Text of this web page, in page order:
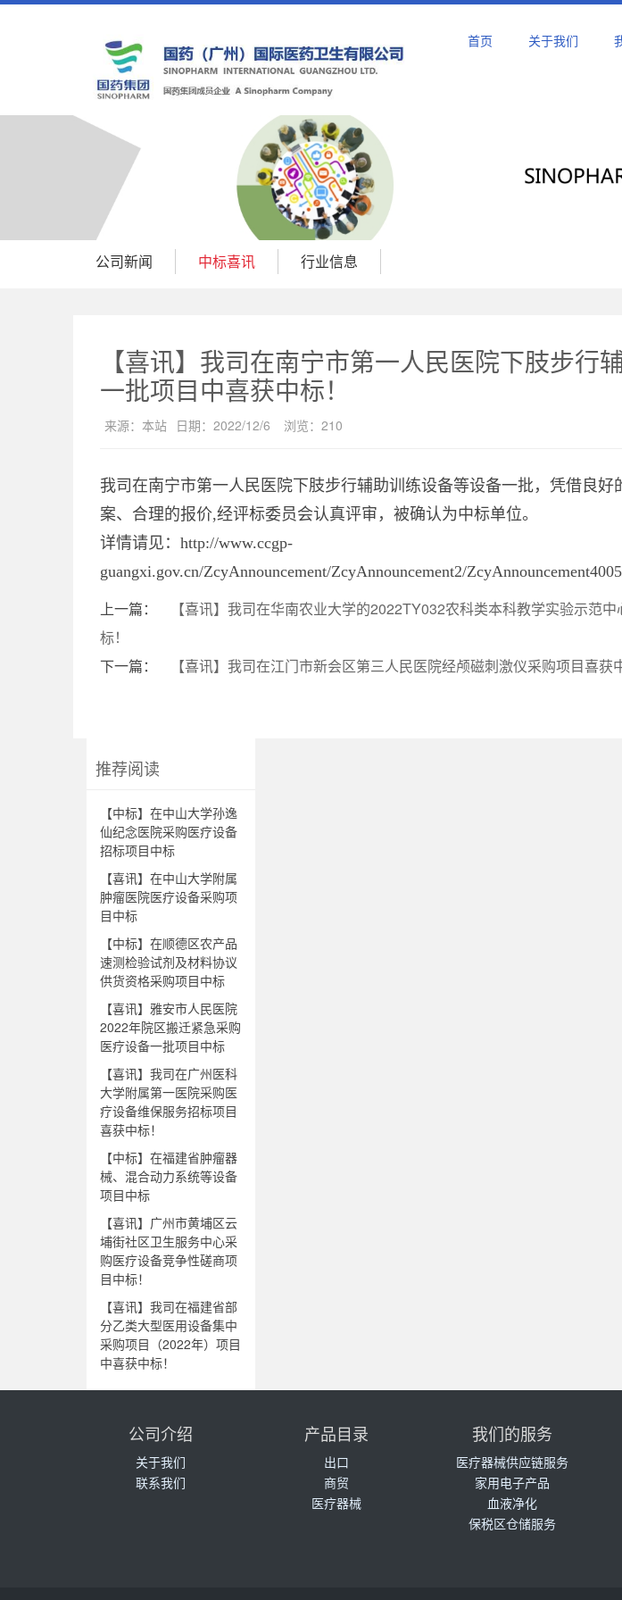
首页 关于我们
公司新闻 中标喜讯 行业信息
【喜讯】我司在南宁市第一人民医院下肢步行
一批项目中喜获中标！
来源： 本站 日期： 2022/12/6 浏览： 210
我司在南宁市第一人民医院下肢步行辅助训练设备等设备一批，凭借良好
案、合理的报价,经评标委员会认真评审，被确认为中标单位。
详情请见： http://www.ccgp-
guangxi.gov.cn/ZcyAnnouncement/ZcyAnnouncement2/
上一篇：
【喜讯】我司在华南农业大学的2022TY032农科类本科教学实验示范
标！
下一篇：
【喜讯】我司在江门市新会区第三人民医院经颅磁刺激仪采购项目喜获
推荐阅读
【中标】在中山大学孙逸
仙纪念医院采购医疗设备
招标项目中标
【喜讯】在中山大学附属
肿瘤医院医疗设备采购项
目中标
【中标】在顺德区农产品
速测检验试剂及材料协议
供货资格采购项目中标
【喜讯】雅安市人民医院
2022年院区搬迁紧急采购
医疗设备一批项目中标
【喜讯】我司在广州医科
大学附属第一医院采购医
疗设备维保服务招标项目
喜获中标！
【中标】在福建省肿瘤器
械、混合动力系统等设备
项目中标
【喜讯】广州市黄埔区云
埔街社区卫生服务中心采
购医疗设备竞争性磋商项
目中标！
【喜讯】我司在福建省部
分乙类大型医用设备集中
采购项目（2022年）项目
中喜获中标！
公司介绍
关于我们
联系我们
产品目录
出口
商贸
医疗器械
我们的服务
医疗器械供应链服务
家用电子产品
血液净化
保税区仓储服务